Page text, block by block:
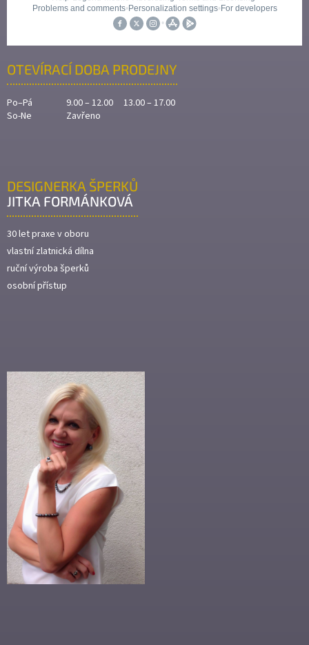
OTEVÍRACÍ DOBA PRODEJNY
Po–Pá
9.00 – 12.00 13.00 – 17.00
So-Ne
Zavřeno
DESIGNERKA ŠPERKŮ
JITKA FORMÁNKOVÁ
30 let praxe v oboru
vlastní zlatnická dílna
ruční výroba šperků
osobní přístup